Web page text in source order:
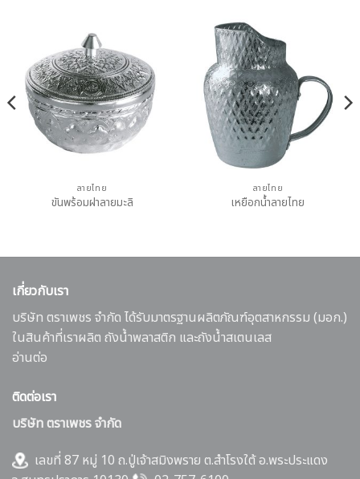
ลายไทย
ขันพร้อมฝาลายมะลิ
ลายไทย
เหยือกน้ำลายไทย
เกี่ยวกับเรา
บริษัท ตราเพชร จำกัด ได้รับมาตรฐานผลิตภัณฑ์อุตสาหกรรม (มอก.)
ในสินค้าที่เราผลิต ถังน้ำพลาสติก และถังน้ำสเตนเลส
อ่านต่อ
ติดต่อเรา
บริษัท ตราเพชร จำกัด
เลขที่ 87 หมู่ 10 ถ.ปู่เจ้าสมิงพราย ต.สำโรงใต้ อ.พระประแดง